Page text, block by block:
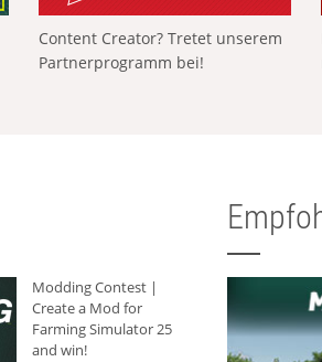
Content Creator? Tretet unserem
Partnerprogramm bei!
Modding Contest |
Create a Mod for
Farming Simulator 25
and win!